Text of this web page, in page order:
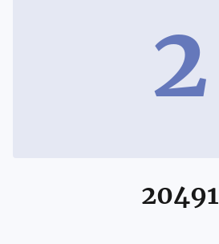
2
20491